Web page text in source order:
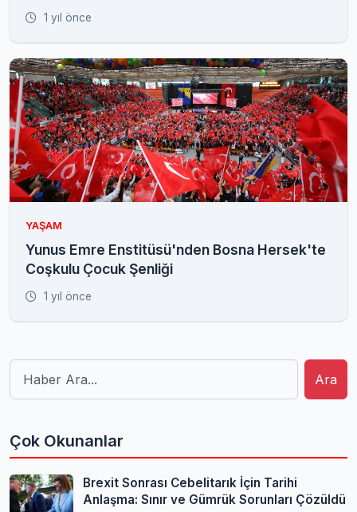
1 yıl önce
YAŞAM
Yunus Emre Enstitüsü'nden Bosna Hersek'te
Coşkulu Çocuk Şenliği
1 yıl önce
Ara
Çok Okunanlar
Brexit Sonrası Cebelitarık İçin Tarihi
Anlaşma: Sınır ve Gümrük Sorunları Çözüldü